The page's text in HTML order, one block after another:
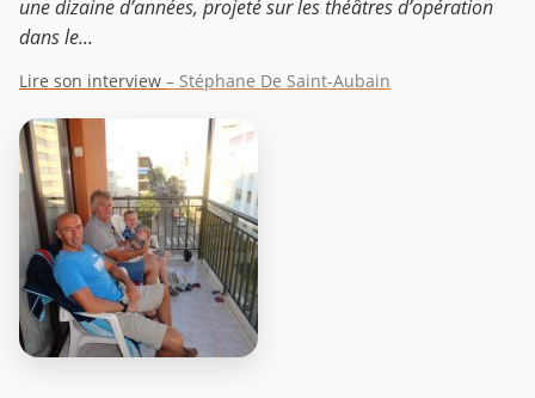
une dizaine d’années, projeté sur les théâtres d’opération
dans le...
Lire son interview – Stéphane De Saint-Aubain